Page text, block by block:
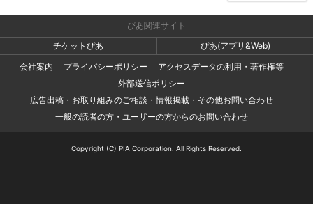
ぴあ関連サイト
チケットぴあ
ぴあ(アプリ&Web)
会社案内
プライバシーポリシー
アクセスデータの利用・著作権等
外部送信ポリシー
広告出稿・お取り組みのご相談・情報掲載・その他お問い合わせ
一般の読者の方・ユーザーの方からのお問い合わせ
Copyright (C) PIA Corporation. All Rights Reserved.